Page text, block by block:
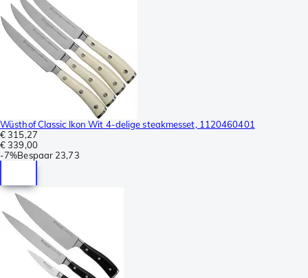
Wüsthof Classic Ikon Wit 4-delige steakmesset, 1120460401
€ 315,27
€ 339,00
-7%Bespaar 23,73